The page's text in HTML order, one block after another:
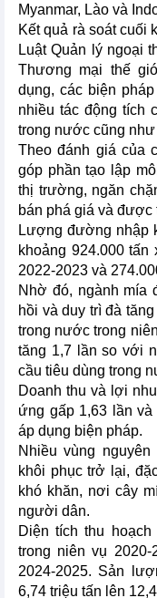
Myanmar, Lào và
Kết quả rà soát cuối
Luật Quản lý ngoại
Thương mại thế
dụng, các biện
nhiều tác động tích
trong nước cũng
Theo đánh giá của
góp phần tạo lập
thị trường, ngăn
bán phá giá và
Lượng đường nhập
khoảng 924.000 tấn
2022-2023 và
Nhờ đó, ngành
hồi và duy trì đà
trong nước trong
tăng 1,7 lần so với
cầu tiêu dùng trong
Doanh thu và lợi
ứng gấp 1,63 lần
áp dụng biện pháp.
Nhiều vùng
khôi phục trở lại,
khó khăn, nơi cây
người dân.
Diện tích thu
trong niên vụ
2024-2025. Sản
6,74 triệu tấn lên